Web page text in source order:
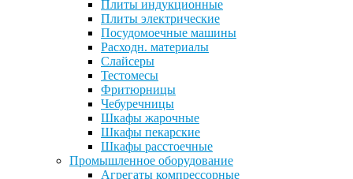
Плиты индукционные
Плиты электрические
Посудомоечные машины
Расходн. материалы
Слайсеры
Тестомесы
Фритюрницы
Чебуречницы
Шкафы жарочные
Шкафы пекарские
Шкафы расстоечные
Промышленное оборудование
Агрегаты компрессорные